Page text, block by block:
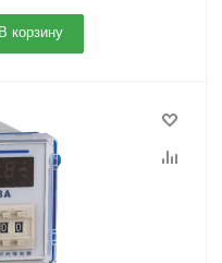
В корзину